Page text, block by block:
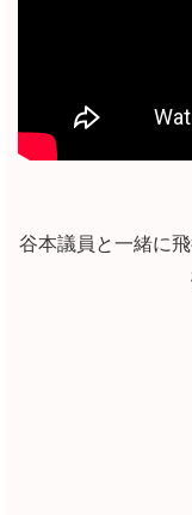
谷本議員と一緒に